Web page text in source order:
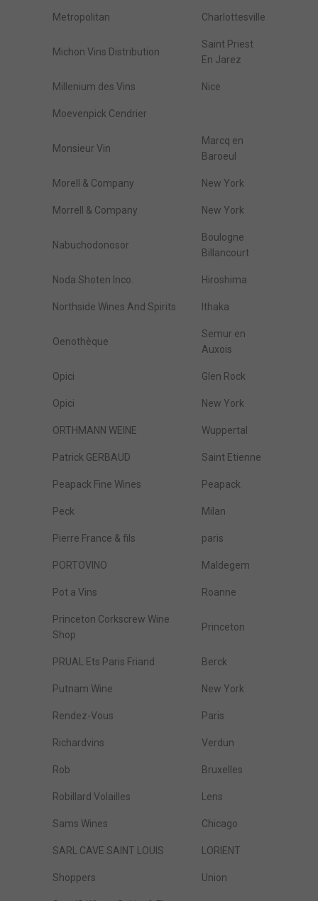
Metropolitan Charlottesville
Michon Vins Distribution
Saint Priest
En Jarez
Millenium des Vins Nice
Moevenpick Cendrier
Monsieur Vin
Marcq en
Baroeul
Morell & Company New York
Morrell & Company New York
Nabuchodonosor
Boulogne
Billancourt
Noda Shoten Inco. Hiroshima
Northside Wines And Spirits Ithaka
Oenothèque
Semur en
Auxois
Opici Glen Rock
Opici New York
ORTHMANN WEINE Wuppertal
Patrick GERBAUD Saint Etienne
Peapack Fine Wines Peapack
Peck Milan
Pierre France & fils paris
PORTOVINO Maldegem
Pot a Vins Roanne
Princeton Corkscrew Wine
Shop
Princeton
PRUAL Ets Paris Friand Berck
Putnam Wine New York
Rendez-Vous Paris
Richardvins Verdun
Rob Bruxelles
Robillard Volailles Lens
Sams Wines Chicago
SARL CAVE SAINT LOUIS LORIENT
Shoppers Union